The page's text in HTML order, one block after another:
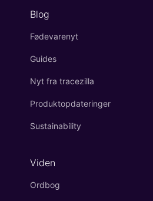
Blog
Fødevarenyt
Guides
Nyt fra tracezilla
Produktopdateringer
Sustainability
Viden
Ordbog